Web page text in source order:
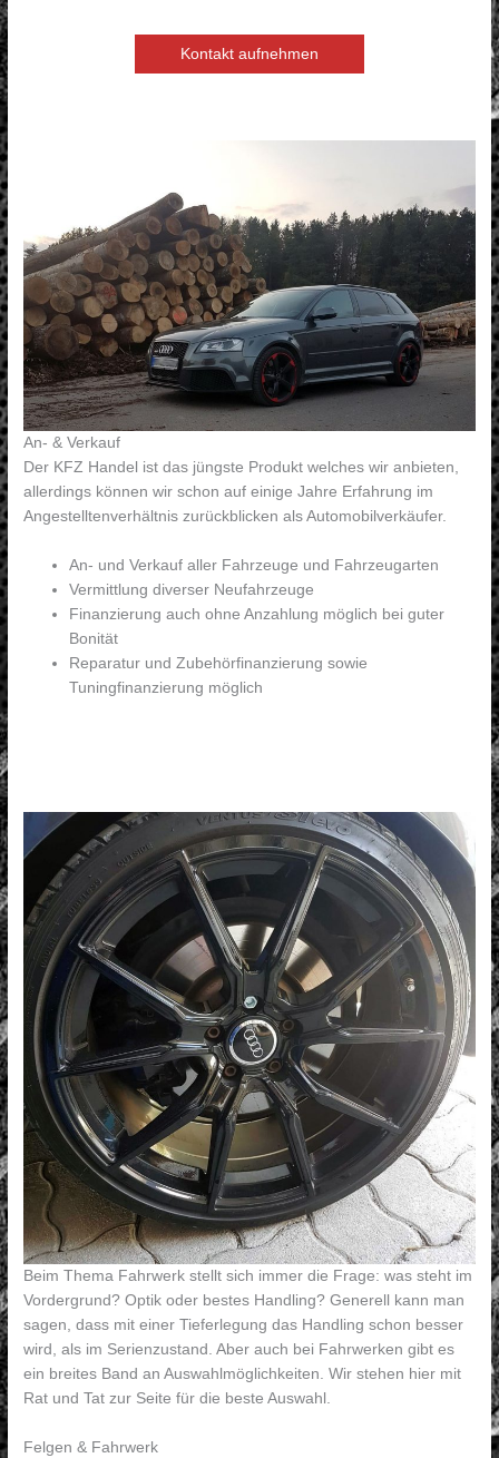
Kontakt aufnehmen
An- & Verkauf
Der KFZ Handel ist das jüngste Produkt welches wir anbieten,
allerdings können wir schon auf einige Jahre Erfahrung im
Angestelltenverhältnis zurückblicken als Automobilverkäufer.
An- und Verkauf aller Fahrzeuge und Fahrzeugarten
Vermittlung diverser Neufahrzeuge
Finanzierung auch ohne Anzahlung möglich bei guter
Bonität
Reparatur und Zubehörfinanzierung sowie
Tuningfinanzierung möglich
Beim Thema Fahrwerk stellt sich immer die Frage: was steht im
Vordergrund? Optik oder bestes Handling? Generell kann man
sagen, dass mit einer Tieferlegung das Handling schon besser
wird, als im Serienzustand. Aber auch bei Fahrwerken gibt es
ein breites Band an Auswahlmöglichkeiten. Wir stehen hier mit
Rat und Tat zur Seite für die beste Auswahl.
Felgen & Fahrwerk